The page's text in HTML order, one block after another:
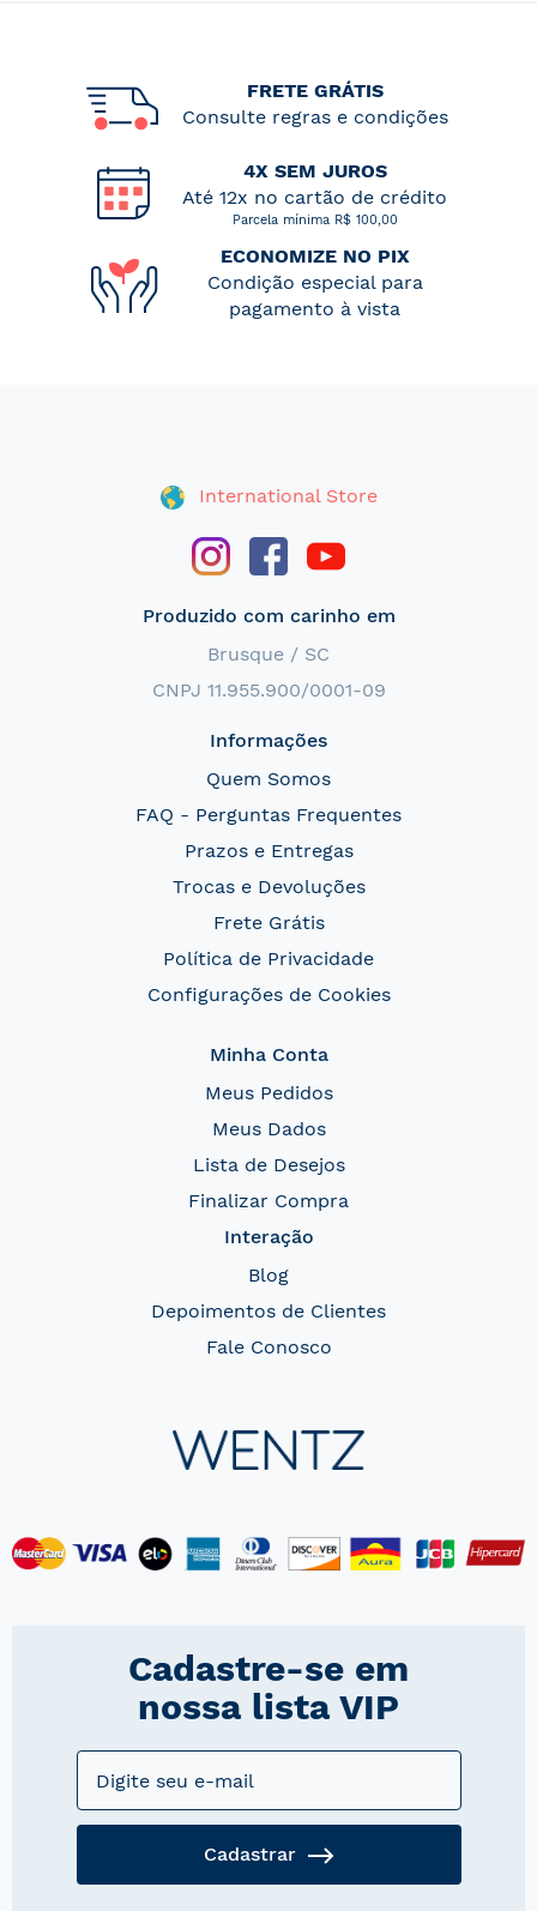
FRETE GRÁTIS
Consulte regras e condições
4X SEM JUROS
Até 12x no cartão de crédito
Parcela mínima R$ 100,00
ECONOMIZE NO PIX
Condição especial para
pagamento à vista
International Store
Produzido com carinho em
Brusque / SC
CNPJ 11.955.900/0001-09
Informações
Quem Somos
FAQ - Perguntas Frequentes
Prazos e Entregas
Trocas e Devoluções
Frete Grátis
Política de Privacidade
Configurações de Cookies
Minha Conta
Meus Pedidos
Meus Dados
Lista de Desejos
Finalizar Compra
Interação
Blog
Depoimentos de Clientes
Fale Conosco
Cadastre-se em
nossa lista VIP
Cadastrar